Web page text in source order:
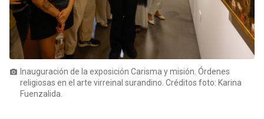
photo_camera Inauguración de la exposición Carisma y misión. Órdenes
religiosas en el arte virreinal surandino. Créditos foto: Karina
Fuenzalida.